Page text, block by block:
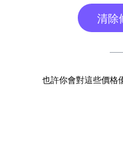
清除
也許你會對這些價格